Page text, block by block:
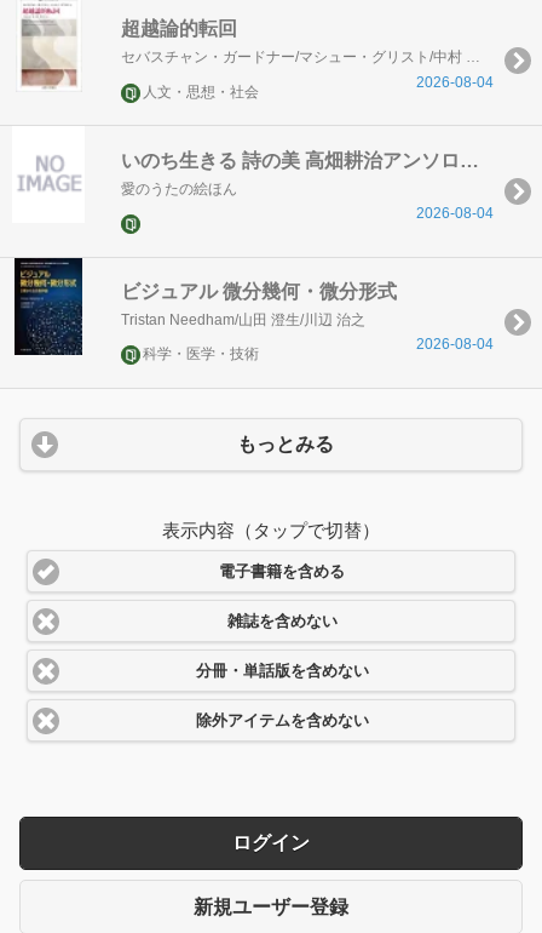
超越論的転回
セバスチャン・ガードナー/マシュー・グリスト/中村 拓也/林 克樹/櫻井 真文
人文・思想・社会
2026-08-04
いのち生きる 詩の美 高畑耕治アンソロジー
愛のうたの絵ほん
2026-08-04
ビジュアル 微分幾何・微分形式
Tristan Needham/山田 澄生/川辺 治之
科学・医学・技術
2026-08-04
もっとみる
表示内容（タップで切替）
電子書籍を含める
雑誌を含めない
分冊・単話版を含めない
除外アイテムを含めない
ログイン
新規ユーザー登録